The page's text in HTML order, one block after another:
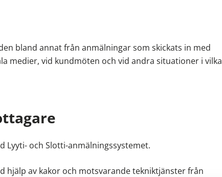
bland annat från anmälningar som skickats in med
medier, vid kundmöten och vid andra situationer i vilka
Lyyti- och Slotti-anmälningssystemet.
hjälp av kakor och motsvarande tekniktjänster från